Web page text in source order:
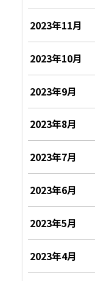
2023年11月
2023年10月
2023年9月
2023年8月
2023年7月
2023年6月
2023年5月
2023年4月